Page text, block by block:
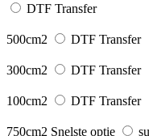
DTF Transfer
500cm2 DTF Transfer
300cm2 DTF Transfer
100cm2 DTF Transfer
750cm2 Snelste optie